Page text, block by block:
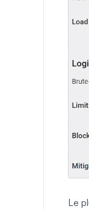
Le